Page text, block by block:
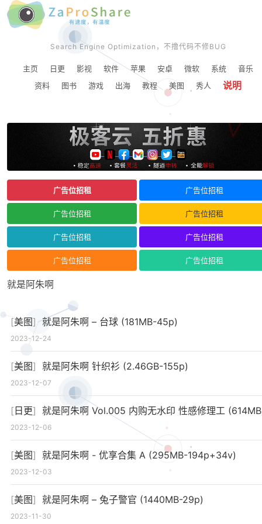
Search Engine Optimization，不撸代码不修BUG
主页 日更 影视 软件 苹果 安卓 微软 系统
音乐
资料
图书 游戏 出海 教程 美图 秀人 说明
广告位招租 广告位招租
广告位招租 广告位招租
广告位招租 广告位招租
广告位招租 广告位招租
就是阿朱啊
[美图] 就是阿朱啊 – 台球 (181MB-45p)
2023-12-24
[美图] 就是阿朱啊 针织衫 (2.46GB-155p)
2023-12-07
[ 日更] 就是阿朱啊 Vol.005 内购无水印 性感修理工 (614MB-84p)
2023-12-06
[美图] 就是阿朱啊 - 优享合集 A (295MB-194p+34v)
2023-12-03
[美图] 就是阿朱啊 – 兔子警官 (1440MB-29p)
2023-11-30